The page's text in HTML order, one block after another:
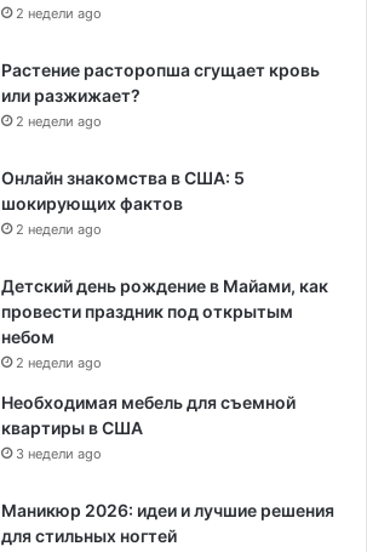
2 недели ago
Растение расторопша сгущает кровь
или разжижает?
2 недели ago
Онлайн знакомства в США: 5
шокирующих фактов
2 недели ago
Детский день рождение в Майами, как
провести праздник под открытым
небом
2 недели ago
Необходимая мебель для съемной
квартиры в США
3 недели ago
Маникюр 2026: идеи и лучшие решения
для стильных ногтей